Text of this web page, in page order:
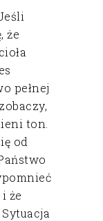
że
pełnej
ton.
od
że